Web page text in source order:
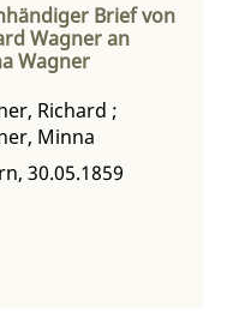
Brief von
Wagner an
Wagner
Richard ;
Minna
30.05.1859